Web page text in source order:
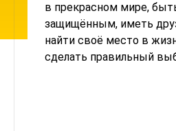
в прекрасном мире,
защищённым, иметь
найти своё место в
сделать правильный